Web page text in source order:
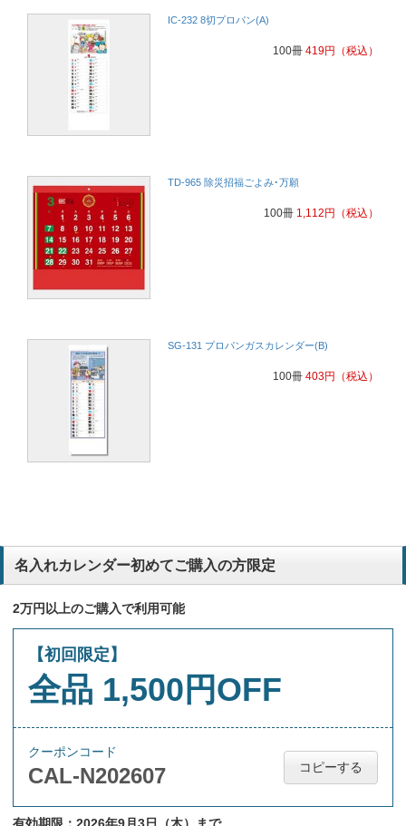
IC-232 8切プロパン(A)
100冊 419円 （税込）
TD-965 除災招福ごよみ･万願
100冊 1,112 円 （税込）
SG-131 プロパンガスカレンダー(B)
100冊 403円 （税込）
名入れカレンダー初めてご購入の方限定
2万円以上のご購入で利用可能
【初回限定】
全品 1,500円OFF
クーポンコード
CAL-N202607 コピーする